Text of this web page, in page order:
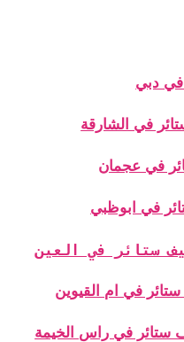
دبي
في الشارقة
في عجمان
في ابوظبي
ستائر في العين
في ام القيوين
ستائر في راس الخيمة